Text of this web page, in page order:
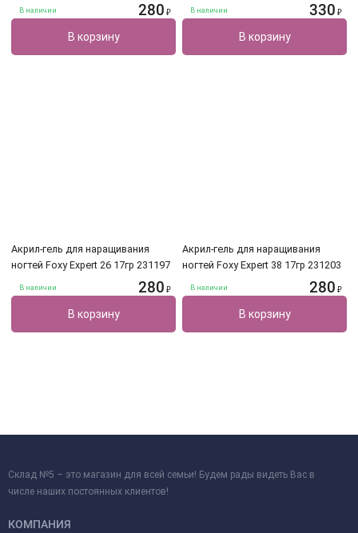
В наличии 280 ₽
В корзину
В наличии 330 ₽
В корзину
Акрил-гель для наращивания
ногтей Foxy Expert 26 17гр 231197
В наличии 280 ₽
В корзину
Акрил-гель для наращивания
ногтей Foxy Expert 38 17гр 231203
В наличии 280 ₽
В корзину
Склад №5 – это магазин для всей семьи! Будем рады видеть Вас в
числе наших постоянных клиентов!
КОМПАНИЯ